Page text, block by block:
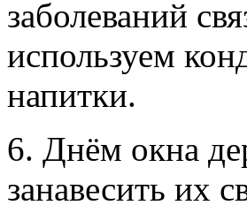
заболеваний
используем
напитки.
6. Днём окна
занавесить их